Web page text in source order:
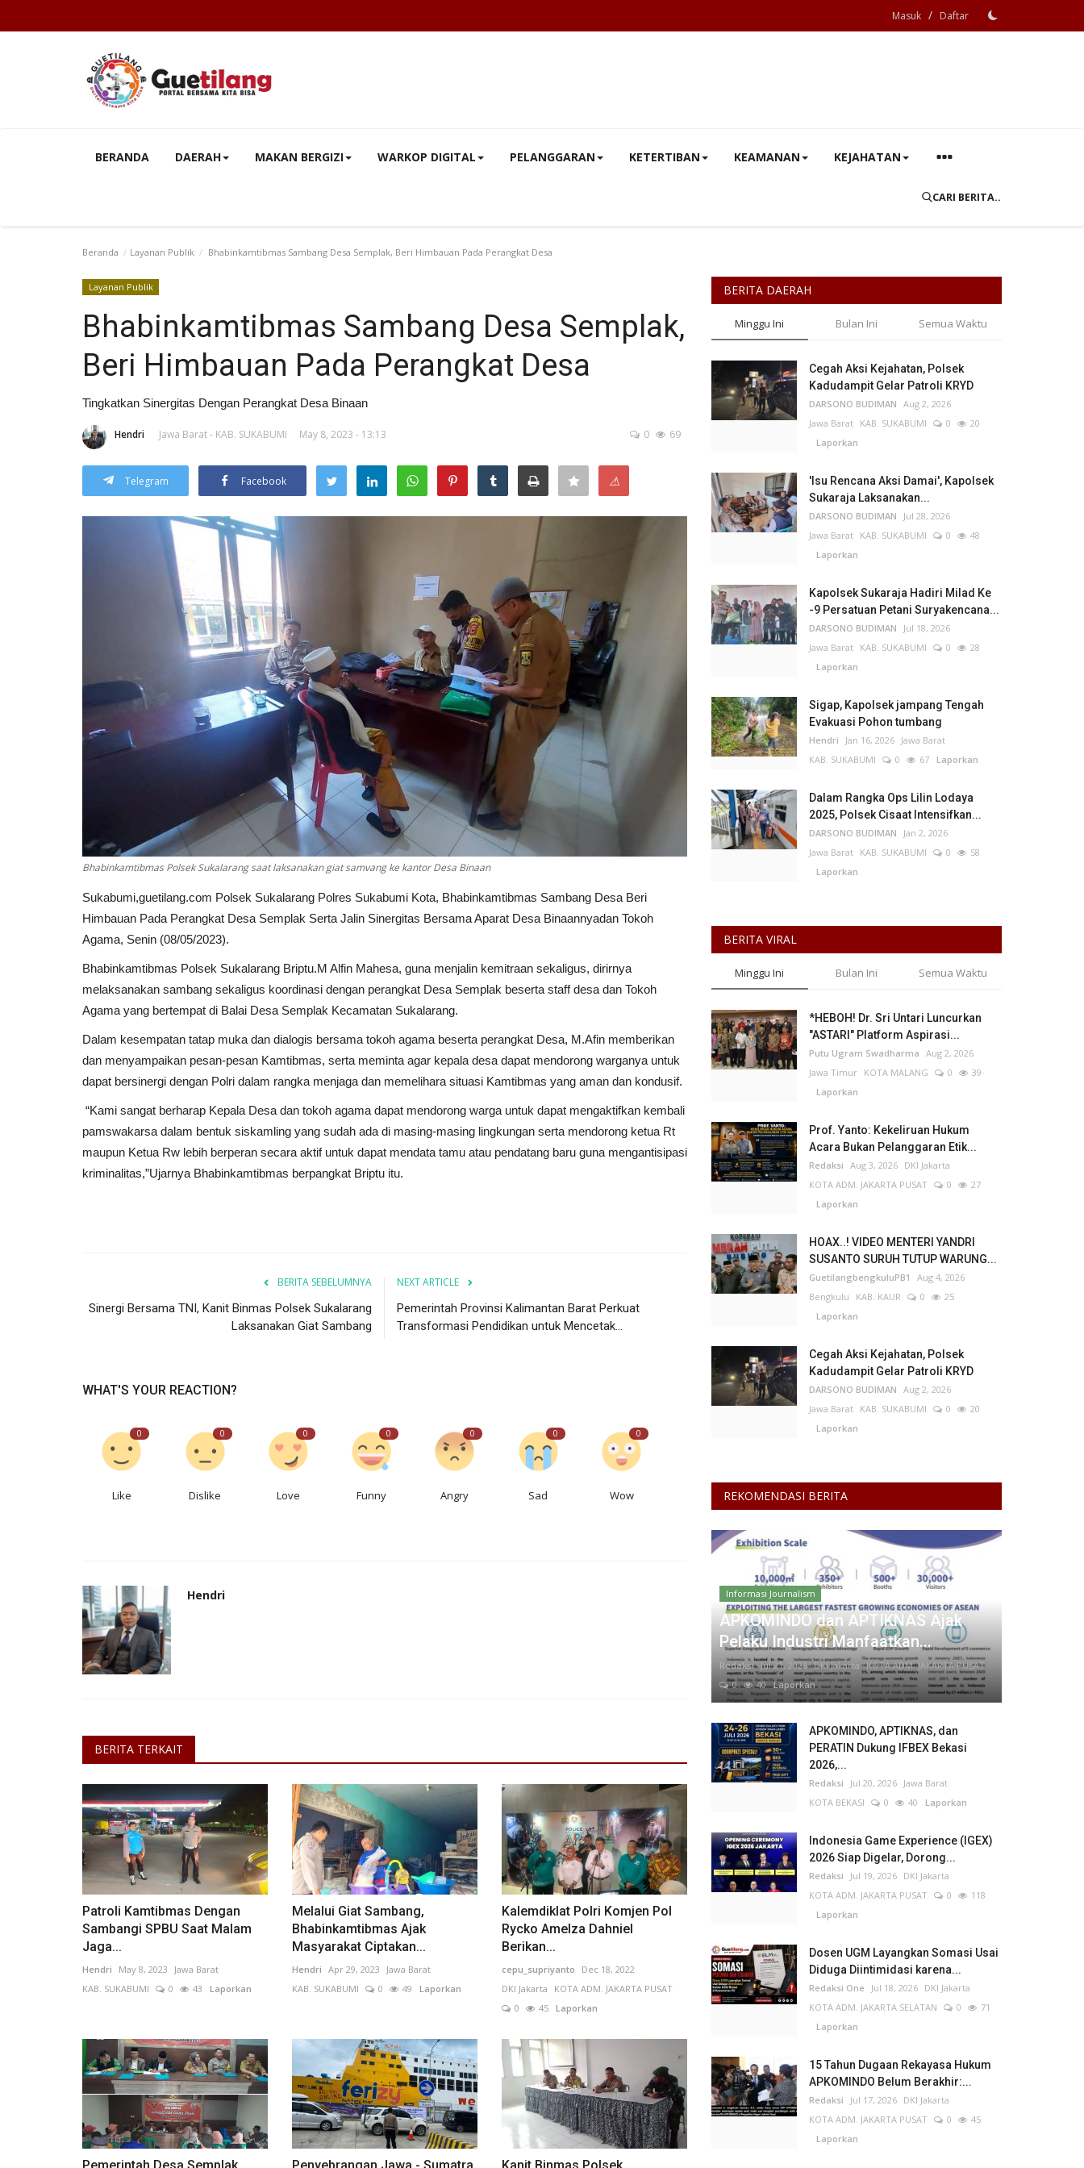
Masuk / Daftar
BERANDA DAERAH MAKAN BERGIZI WARKOP DIGITAL PELANGGARAN KETERTIBAN KEAMANAN KEJAHATAN
CARI BERITA..
Beranda Layanan Publik Bhabinkamtibmas Sambang Desa Semplak, Beri Himbauan Pada Perangkat Desa
Layanan Publik
Bhabinkamtibmas Sambang Desa Semplak,
Beri Himbauan Pada Perangkat Desa
Tingkatkan Sinergitas Dengan Perangkat Desa Binaan
Hendri Jawa Barat - KAB. SUKABUMI May 8, 2023 - 13:13 0 69
Telegram Facebook ⚠
Bhabinkamtibmas Polsek Sukalarang saat laksanakan giat samvang ke kantor Desa Binaan
Sukabumi,guetilang.com Polsek Sukalarang Polres Sukabumi Kota, Bhabinkamtibmas Sambang Desa Beri
Himbauan Pada Perangkat Desa Semplak Serta Jalin Sinergitas Bersama Aparat Desa Binaannyadan Tokoh
Agama, Senin (08/05/2023).
Bhabinkamtibmas Polsek Sukalarang Briptu.M Alfin Mahesa, guna menjalin kemitraan sekaligus, dirirnya
melaksanakan sambang sekaligus koordinasi dengan perangkat Desa Semplak beserta staff desa dan Tokoh
Agama yang bertempat di Balai Desa Semplak Kecamatan Sukalarang.
Dalam kesempatan tatap muka dan dialogis bersama tokoh agama beserta perangkat Desa, M.Afin memberikan
dan menyampaikan pesan-pesan Kamtibmas, serta meminta agar kepala desa dapat mendorong warganya untuk
dapat bersinergi dengan Polri dalam rangka menjaga dan memelihara situasi Kamtibmas yang aman dan kondusif.
“Kami sangat berharap Kepala Desa dan tokoh agama dapat mendorong warga untuk dapat mengaktifkan kembali
pamswakarsa dalam bentuk siskamling yang sudah ada di masing-masing lingkungan serta mendorong ketua Rt
maupun Ketua Rw lebih berperan secara aktif untuk dapat mendata tamu atau pendatang baru guna mengantisipasi
kriminalitas,”Ujarnya Bhabinkamtibmas berpangkat Briptu itu.
BERITA SEBELUMNYA
Sinergi Bersama TNI, Kanit Binmas Polsek Sukalarang
Laksanakan Giat Sambang
NEXT ARTICLE
Pemerintah Provinsi Kalimantan Barat Perkuat
Transformasi Pendidikan untuk Mencetak...
WHAT'S YOUR REACTION?
0
Like
0
Dislike
0
Love
0
Funny
0
Angry
0
Sad
0
Wow
Hendri
BERITA TERKAIT
Patroli Kamtibmas Dengan
Sambangi SPBU Saat Malam
Jaga...
Hendri May 8, 2023
Jawa Barat
KAB. SUKABUMI
0 43 Laporkan
Melalui Giat Sambang,
Bhabinkamtibmas Ajak
Masyarakat Ciptakan...
Hendri Apr 29, 2023
Jawa Barat
KAB. SUKABUMI
0 49 Laporkan
Kalemdiklat Polri Komjen Pol
Rycko Amelza Dahniel
Berikan...
cepu_supriyanto
Dec 18, 2022
DKI Jakarta
KOTA ADM. JAKARTA PUSAT
0
45Laporkan
BERITA DAERAH
Minggu Ini Bulan Ini Semua Waktu
Cegah Aksi Kejahatan, Polsek
Kadudampit Gelar Patroli KRYD
DARSONO BUDIMAN Aug 2, 2026
Jawa Barat KAB. SUKABUMI 0
20
Laporkan
'Isu Rencana Aksi Damai', Kapolsek
Sukaraja Laksanakan...
DARSONO BUDIMAN
Jul 28, 2026
Jawa Barat KAB. SUKABUMI 0
48
Laporkan
Kapolsek Sukaraja Hadiri Milad Ke
-9 Persatuan Petani Suryakencana...
DARSONO BUDIMAN
Jul 18, 2026
Jawa Barat KAB. SUKABUMI 0
28
Laporkan
Sigap, Kapolsek jampang Tengah
Evakuasi Pohon tumbang
Hendri Jan 16, 2026 Jawa Barat
KAB. SUKABUMI
0 67 Laporkan
Dalam Rangka Ops Lilin Lodaya
2025, Polsek Cisaat Intensifkan...
DARSONO BUDIMAN
Jan 2, 2026
Jawa Barat KAB. SUKABUMI 0
58
Laporkan
BERITA VIRAL
Minggu Ini Bulan Ini Semua Waktu
*HEBOH! Dr. Sri Untari Luncurkan
"ASTARI" Platform Aspirasi...
Putu Ugram Swadharma Aug 2, 2026
Jawa Timur KOTA MALANG 0
39
Laporkan
Prof. Yanto: Kekeliruan Hukum
Acara Bukan Pelanggaran Etik...
Redaksi Aug 3, 2026 DKI Jakarta
KOTA ADM. JAKARTA PUSAT
0
27
Laporkan
HOAX..! VIDEO MENTERI YANDRI
SUSANTO SURUH TUTUP WARUNG...
GuetilangbengkuluPB1
Aug 4, 2026
Bengkulu
KAB. KAUR 0
25
Laporkan
Cegah Aksi Kejahatan, Polsek
Kadudampit Gelar Patroli KRYD
DARSONO BUDIMAN Aug 2, 2026
Jawa Barat KAB. SUKABUMI 0
20
Laporkan
REKOMENDASI BERITA
Informasi Journalism
APKOMINDO dan APTIKNAS Ajak
Pelaku Industri Manfaatkan...
Redaksi Jul 21, 2026 DKI Jakarta KOTA ADM. JAKARTA PUSAT
0
40Laporkan
APKOMINDO, APTIKNAS, dan
PERATIN Dukung IFBEX Bekasi
2026,...
Redaksi Jul 20, 2026 Jawa Barat
KOTA BEKASI
0 40 Laporkan
Indonesia Game Experience (IGEX)
2026 Siap Digelar, Dorong...
Redaksi Jul 19, 2026 DKI Jakarta
KOTA ADM. JAKARTA PUSAT
0
118
Laporkan
Dosen UGM Layangkan Somasi Usai
Diduga Diintimidasi karena...
Redaksi One Jul 18, 2026 DKI Jakarta
KOTA ADM. JAKARTA SELATAN
0
71
Laporkan
15 Tahun Dugaan Rekayasa Hukum
APKOMINDO Belum Berakhir:...
Redaksi Jul 17, 2026 DKI Jakarta
KOTA ADM. JAKARTA PUSAT
0
45
Laporkan